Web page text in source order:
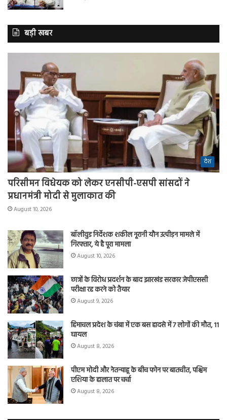
बड़ी खबर
देश
परिसीमन विधेयक को लेकर एनसीपी-एसपी सांसदों ने
प्रधानमंत्री मोदी से मुलाकात की
August 10, 2026
बॉलीवुड निर्देशक शकील नूरानी यौन उत्पीड़न मामले में
गिरफ्तार, ये है पूरा मामला
August 10, 2026
छात्रों के विरोध प्रदर्शन के बाद झारखंड सरकार जेपीएससी
परीक्षा रद्द करने को तैयार
August 9, 2026
हिमाचल प्रदेश के चंबा में एक बस हादसे में 7 लोगों की मौत, 11
घायल
August 8, 2026
पीएम मोदी और नेतन्याहू के बीच फोन पर बातचीत, पश्चिम
एशिया के हालात पर चर्चा
August 8, 2026